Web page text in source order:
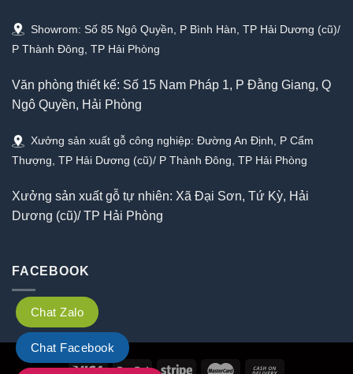
Showrom: Số 85 Ngô Quyền, P Bình Hàn, TP Hải Dương (cũ)/
P Thành Đông, TP Hải Phòng
Văn phòng thiết kế: Số 15 Nam Pháp 1, P Đằng Giang, Q
Ngô Quyền, Hải Phòng
Xưởng sản xuất gỗ công nghiệp: Đường An Định, P Cẩm
Thượng, TP Hải Dương (cũ)/ P Thành Đông, TP Hải Phòng
Xưởng sản xuất gỗ tự nhiên: Xã Đại Sơn, Tứ Kỳ, Hải
Dương (cũ)/ TP Hải Phòng
FACEBOOK
Chat Zalo
Chat Facebook